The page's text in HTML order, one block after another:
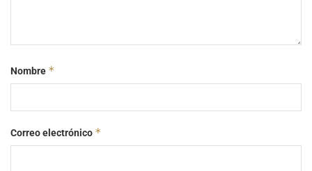
Nombre *
Correo electrónico *